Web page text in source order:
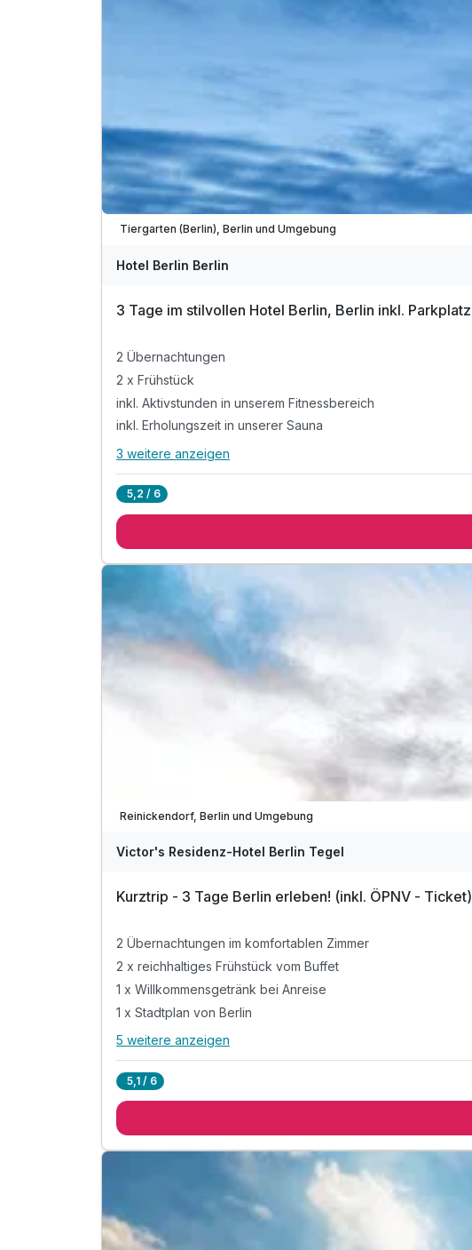
Tiergarten (Berlin), Berlin und Umgebung
Hotel Berlin Berlin
3 Tage im stilvollen Hotel Berlin, Berlin inkl. Parkplatz
2 Übernachtungen
2 x Frühstück
inkl. Aktivstunden in unserem Fitnessbereich
inkl. Erholungszeit in unserer Sauna
Alle Inklusivleistungen
inkl. Citytax
inkl. W-Lan
3 weitere anzeigen
5,2 / 6
Reinickendorf, Berlin und Umgebung
Victor's Residenz-Hotel Berlin Tegel
Kurztrip - 3 Tage Berlin erleben! (inkl. ÖPNV - Ticket)
2 Übernachtungen im komfortablen Zimmer
2 x reichhaltiges Frühstück vom Buffet
1 x Willkommensgetränk bei Anreise
1 x Stadtplan von Berlin
Alle Inklusivleistungen
1 x Flasche Mineralwasser auf dem Zimmer
inkl. ÖPNV - Ticket für 24 Stunden
inkl. garantierter Spätabreise bis 12 Uhr
5 weitere anzeigen
5,1 / 6